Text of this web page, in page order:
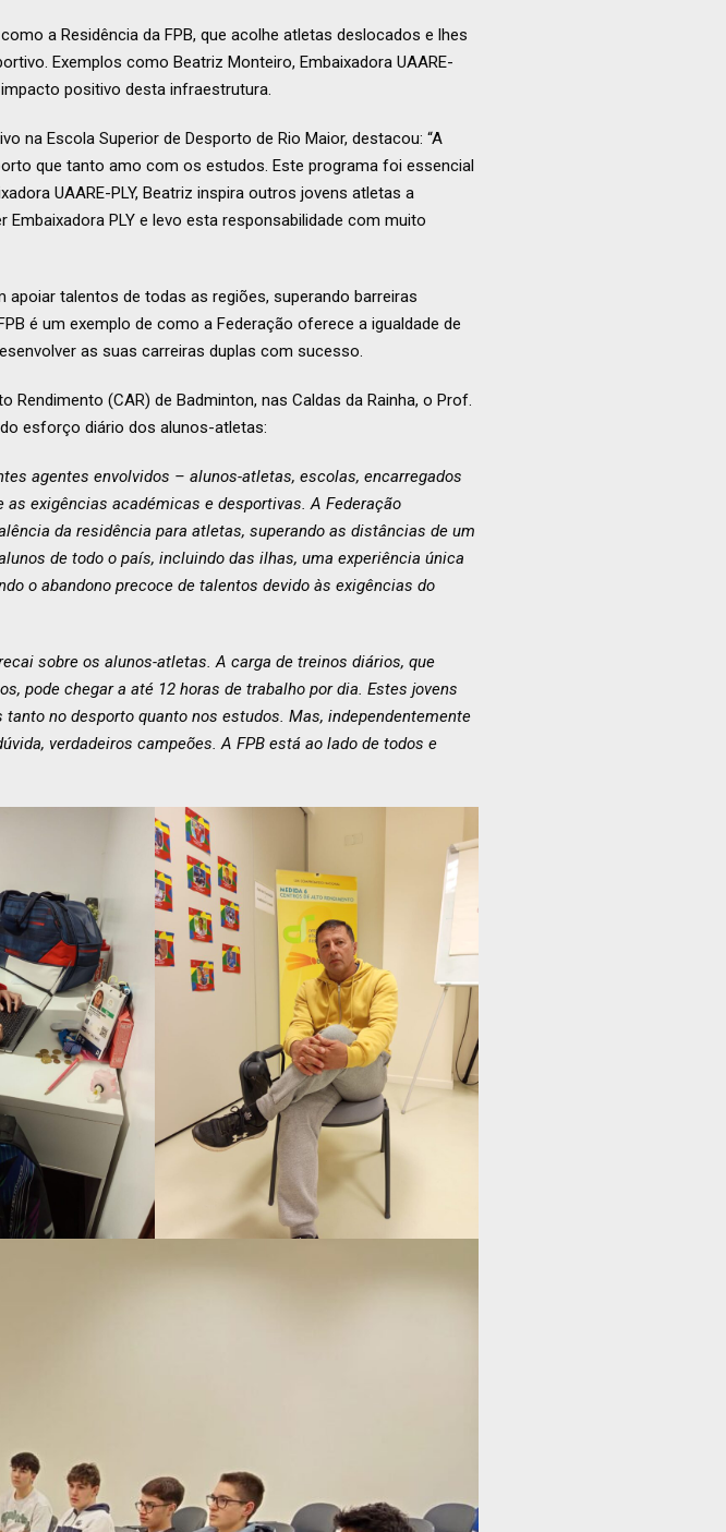
a Residência da FPB, que acolhe atletas deslocados e lhes
Exemplos como Beatriz Monteiro, Embaixadora UAARE-
impacto positivo desta infraestrutura.
na Escola Superior de Desporto de Rio Maior, destacou: “A
que tanto amo com os estudos. Este programa foi essencial
UAARE-PLY, Beatriz inspira outros jovens atletas a
PLY e levo esta responsabilidade com muito
talentos de todas as regiões, superando barreiras
é um exemplo de como a Federação oferece a igualdade de
as suas carreiras duplas com sucesso.
(CAR) de Badminton, nas Caldas da Rainha, o Prof.
esforço diário dos alunos-atletas:
agentes envolvidos – alunos-atletas, escolas, encarregados
exigências académicas e desportivas. A Federação
da residência para atletas, superando as distâncias de um
de todo o país, incluindo das ilhas, uma experiência única
o abandono precoce de talentos devido às exigências do
sobre os alunos-atletas. A carga de treinos diários, que
pode chegar a até 12 horas de trabalho por dia. Estes jovens
no desporto quanto nos estudos. Mas, independentemente
verdadeiros campeões. A FPB está ao lado de todos e